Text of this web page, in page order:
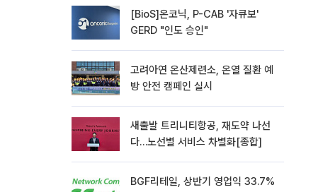
[BioS]온코닉, P-CAB '자큐보'
GERD "인도 승인"
고려아연 온산제련소, 온열 질환 예
방 안전 캠페인 실시
새출발 트리니티항공, 재도약 나선
다…노선별 서비스 차별화[종합]
BGF리테일, 상반기 영업익 33.7%